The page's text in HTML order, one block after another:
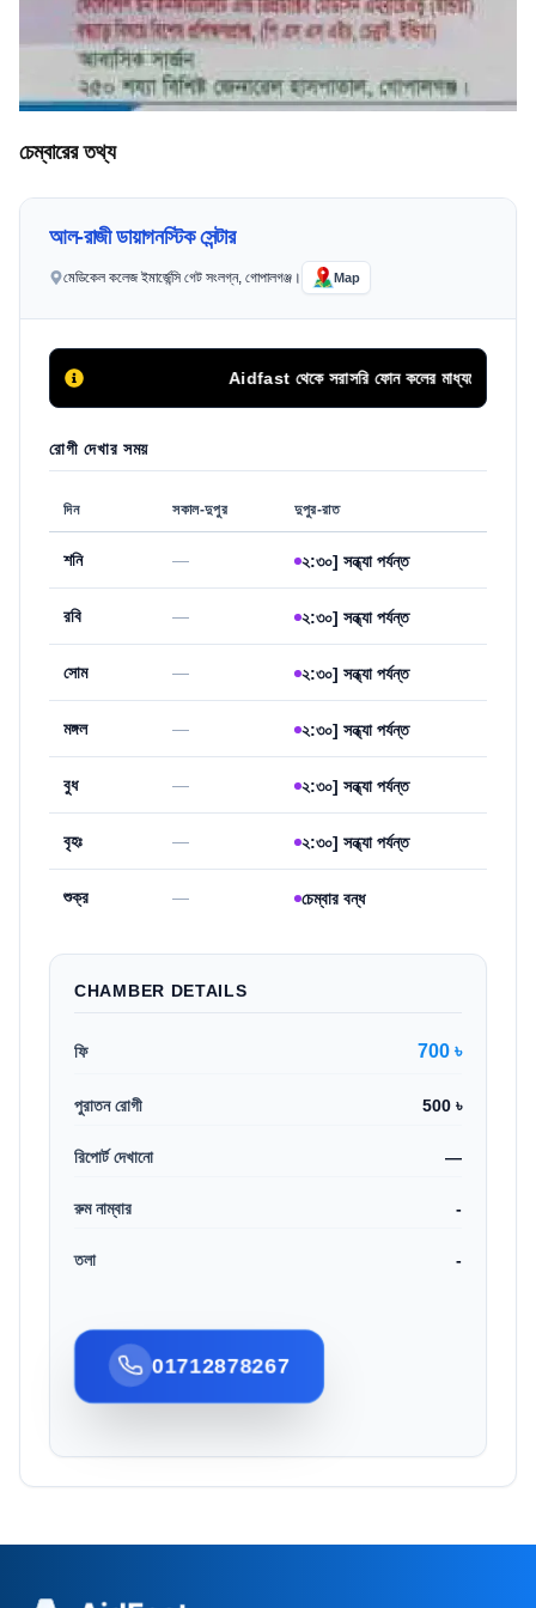
চেম্বারের তথ্য
আল-রাজী ডায়াগনস্টিক সেন্টার
মেডিকেল কলেজ ইমার্জেন্সি গেট সংলগ্ন, গোপালগঞ্জ। Map
Aidfast থেকে সরাসরি ফোন কলের মাধ্যমে অথবা
রোগী দেখার সময়
দিন সকাল-দুপুর দুপুর-রাত
শনি — ২:৩০] সন্ধ্যা পর্যন্ত
রবি — ২:৩০] সন্ধ্যা পর্যন্ত
সোম — ২:৩০] সন্ধ্যা পর্যন্ত
মঙ্গল — ২:৩০] সন্ধ্যা পর্যন্ত
বুধ — ২:৩০] সন্ধ্যা পর্যন্ত
বৃহঃ — ২:৩০] সন্ধ্যা পর্যন্ত
শুক্র — চেম্বার বন্ধ
CHAMBER DETAILS
ফি 700 ৳
পুরাতন রোগী 500 ৳
রিপোর্ট দেখানো —
রুম নাম্বার -
তলা -
01712878267